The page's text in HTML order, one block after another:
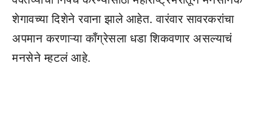
शेगावच्या दिशेने रवाना झाले आहेत. वारंवार सावरकरांचा
अपमान करणाऱ्या काँग्रेसला धडा शिकवणार असल्याचं
मनसेने म्हटलं आहे.